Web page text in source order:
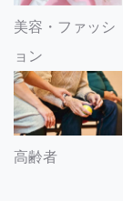
美容・ファッシ
ョン
高齢者